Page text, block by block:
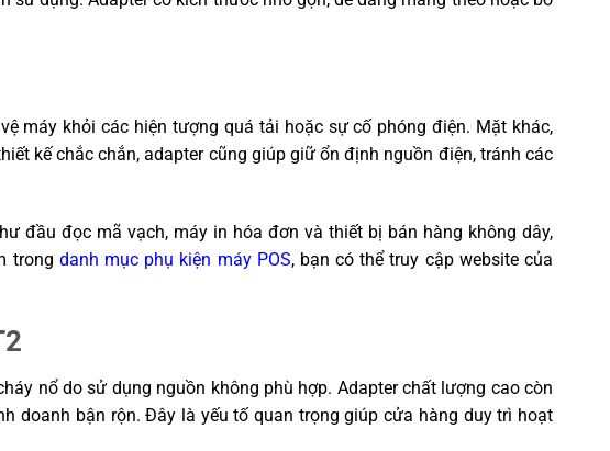
máy khỏi các hiện tượng quá tải hoặc sự cố phóng điện. Mặt khác,
kế chắc chắn, adapter cũng giúp giữ ổn định nguồn điện, tránh các
đầu đọc mã vạch, máy in hóa đơn và thiết bị bán hàng không dây,
trong danh mục phụ kiện máy POS, bạn có thể truy cập website của
nổ do sử dụng nguồn không phù hợp. Adapter chất lượng cao còn
doanh bận rộn. Đây là yếu tố quan trọng giúp cửa hàng duy trì hoạt